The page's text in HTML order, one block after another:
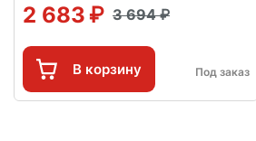
2 683 3 694
В корзину Под заказ